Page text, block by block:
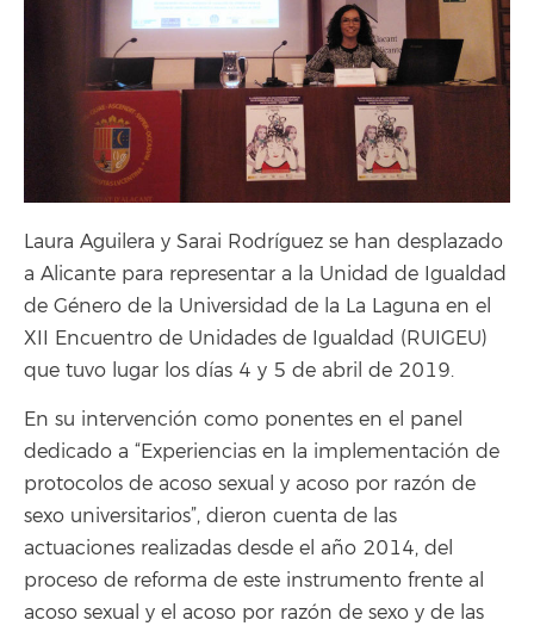
Laura Aguilera y Sarai Rodríguez se han desplazado
a Alicante para representar a la Unidad de Igualdad
de Género de la Universidad de la La Laguna en el
XII Encuentro de Unidades de Igualdad (RUIGEU)
que tuvo lugar los días 4 y 5 de abril de 2019.
En su intervención como ponentes en el panel
dedicado a “Experiencias en la implementación de
protocolos de acoso sexual y acoso por razón de
sexo universitarios”, dieron cuenta de las
actuaciones realizadas desde el año 2014, del
proceso de reforma de este instrumento frente al
acoso sexual y el acoso por razón de sexo y de las